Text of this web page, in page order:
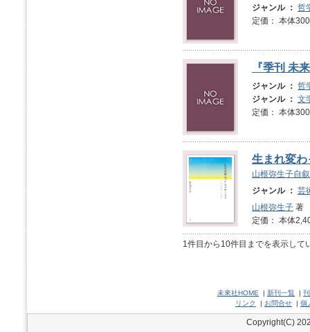
ジャンル ： 哲
定価： 本体
『季刊 未
ジャンル ： 哲
ジャンル ： 文
定価： 本体
生まれ変
山根弥生子自
ジャンル ： 芸
山根弥生子 著
定価： 本体
1件目から10件目までを表示して
未來社HOME | 新刊一覧 |
リンク
| お問合せ | 個
Copyright(C)